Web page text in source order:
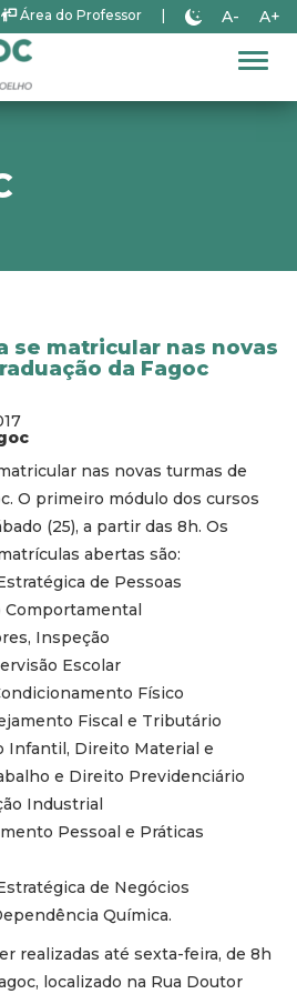
Área do Professor A- A+
se matricular nas novas
da Fagoc
nas novas turmas de
O primeiro módulo dos cursos
(25), a partir das 8h. Os
abertas são:
de Pessoas
Comportamental
Inspeção
Escolar
Físico
Fiscal e Tributário
Infantil, Direito Material e
e Direito Previdenciário
Industrial
Pessoal e Práticas
de Negócios
Química.
realizadas até sexta-feira, de 8h
localizado na Rua Doutor